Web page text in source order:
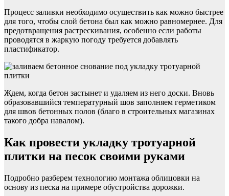
Процесс заливки необходимо осуществить как можно быстрее
для того, чтобы слой бетона был как можно равномернее. Для
предотвращения растрескивания, особенно если работы
проводятся в жаркую погоду требуется добавлять
пластификатор.
Ждем, когда бетон застынет и удаляем из него доски. Вновь
образовавшийся температурный шов заполняем герметиком
для швов бетонных полов (благо в строительных магазинах
такого добра навалом).
Как провести укладку тротуарной
плитки на песок своими руками
Подробно разберем технологию монтажа облицовки на
основу из песка на примере обустройства дорожки.